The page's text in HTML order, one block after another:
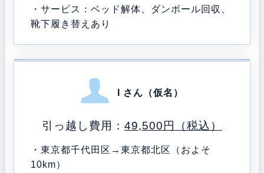
・サービス：ベッド解体、ダンボール回収、
靴下履き替えあり
I さん（仮名）
引っ越し費用： 49,500円（税込）
・東京都千代田区→東京都北区（およそ
10km）